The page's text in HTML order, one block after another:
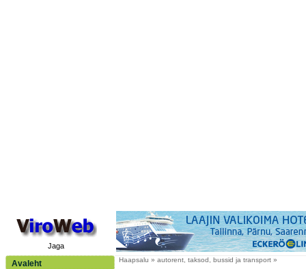
Jaga
Avaleht
Haapsalu » autorent, taksod, bussid ja transport »